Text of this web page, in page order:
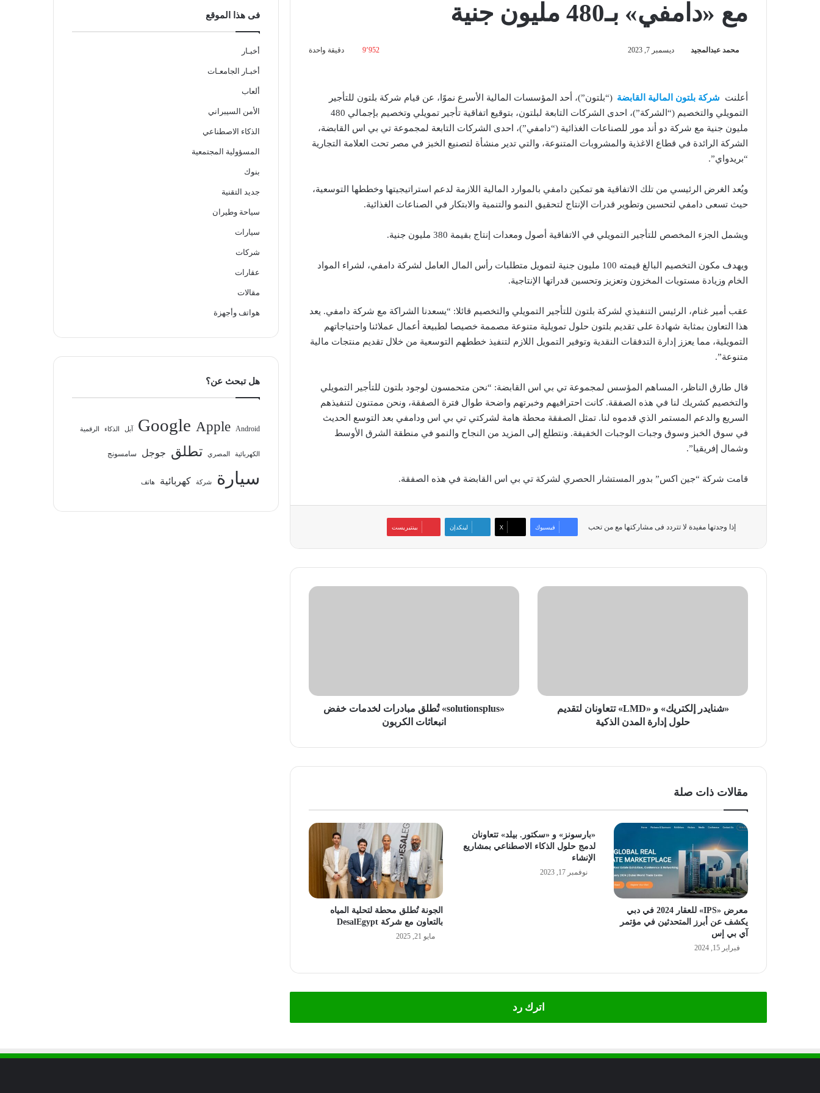
مع «دامفي» بـ480 مليون جنية
محمد عبدالمجيد ديسمبر 7, 2023 9٬952 دقيقة واحدة
أعلنت شركة بلتون المالية القابضة (“بلتون”)، أحد المؤسسات المالية الأسرع نموًا، عن قيام شركة بلتون للتأجير
التمويلي والتخصيم (“الشركة”)، احدى الشركات التابعة لبلتون، بتوقيع اتفاقية تأجير تمويلي وتخصيم بإجمالي 480
مليون جنية مع شركة دو أند مور للصناعات الغذائية (“دامفي”)، احدى الشركات التابعة لمجموعة تي بي اس القابضة،
الشركة الرائدة في قطاع الاغذية والمشروبات المتنوعة، والتي تدير منشأة لتصنيع الخبز في مصر تحت العلامة التجارية
“بريدواي”.
ويُعد الغرض الرئيسي من تلك الاتفاقية هو تمكين دامفي بالموارد المالية اللازمة لدعم استراتيجيتها وخططها التوسعية،
حيث تسعى دامفي لتحسين وتطوير قدرات الإنتاج لتحقيق النمو والتنمية والابتكار في الصناعات الغذائية.
ويشمل الجزء المخصص للتأجير التمويلي في الاتفاقية أصول ومعدات إنتاج بقيمة 380 مليون جنية.
ويهدف مكون التخصيم البالغ قيمته 100 مليون جنية لتمويل متطلبات رأس المال العامل لشركة دامفي، لشراء المواد
الخام وزيادة مستويات المخزون وتعزيز وتحسين قدراتها الإنتاجية.
عقب أمير غنام، الرئيس التنفيذي لشركة بلتون للتأجير التمويلي والتخصيم قائلا: “يسعدنا الشراكة مع شركة دامفي. يعد
هذا التعاون بمثابة شهادة على تقديم بلتون حلول تمويلية متنوعة مصممة خصيصا لطبيعة أعمال عملائنا واحتياجاتهم
التمويلية، مما يعزز إدارة التدفقات النقدية وتوفير التمويل اللازم لتنفيذ خططهم التوسعية من خلال تقديم منتجات مالية
متنوعة”.
قال طارق الناظر، المساهم المؤسس لمجموعة تي بي اس القابضة: “نحن متحمسون لوجود بلتون للتأجير التمويلي
والتخصيم كشريك لنا في هذه الصفقة. كانت احترافيهم وخبرتهم واضحة طوال فترة الصفقة، ونحن ممتنون لتنفيذهم
السريع والدعم المستمر الذي قدموه لنا. تمثل الصفقة محطة هامة لشركتي تي بي اس ودامفي بعد التوسع الحديث
في سوق الخبز وسوق وجبات الوجبات الخفيفة. ونتطلع إلى المزيد من النجاح والنمو في منطقة الشرق الأوسط
وشمال إفريقيا”.
قامت شركة “جين اكس” بدور المستشار الحصري لشركة تي بي اس القابضة في هذه الصفقة.
إذا وجدتها مفيدة لا تتردد فى مشاركتها مع من تحب فيسبوك ‫X لينكدإن بينتيريست
«شنايدر
المدن
«شنايدر إلكتريك» و «LMD» تتعاونان لتقديم
حلول إدارة المدن الذكية
«solutionsplus» تُطلق مبادرات لخدمات خفض
انبعاثات الكربون
مقالات ذات صلة
معرض «IPS» للعقار 2024 في دبي
يكشف عن أبرز المتحدثين في مؤتمر
آي بي إس
فبراير 15, 2024
«بارسونز» و «سكتور. بيلد» تتعاونان
لدمج حلول الذكاء الاصطناعي بمشاريع
الإنشاء
نوفمبر 17, 2023
الجونة تُطلق محطة لتحلية المياه
بالتعاون مع شركة DesalEgypt
مايو 21, 2025
اترك رد
فى هذا الموقع
أخبـار
أخبـار الجامعـات
ألعاب
الأمن السيبراني
الذكاء الاصطناعي
المسؤولية المجتمعية
بنوك
جديد التقنية
سياحة وطيران
سيارات
شركات
عقارات
مقالات
هواتف وأجهزة
هل تبحث عن؟
Android
Apple
Google آبل الذكاء الرقمية
الكهربائية المصري تطلق جوجل سامسونج
سيارة شركة كهربائية هاتف